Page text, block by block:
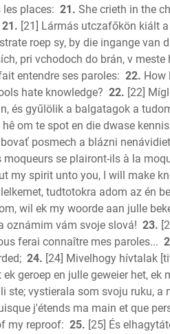
les places: 21. She crieth in the
21. [21] Lármás utczafőkön kiált
roep sy, by die ingange van
pri vchodoch do brán, v meste
entendre ses paroles: 22. How
hate knowledge? 22. [22]
és gyűlölik a balgatagok a
om te spot en die dwase
posmech a blázni
se plairont-ils à la
my spirit unto you, I will make
tudtotokra adom az én
wil ek my woorde aan julle
oznámim vám svoje slová! 23.
ferai connaître mes paroles...
24. [24] Mivelhogy hívtalak
ek geroep en julle geweier het, ek
ste; vystierala som svoju ruku, a
j'étends ma main et que
my reproof: 25. [25] És